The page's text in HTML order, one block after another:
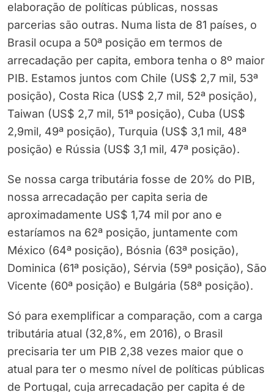
elaboração de políticas públicas, nossas
parcerias são outras. Numa lista de 81 países, o
Brasil ocupa a 50ª posição em termos de
arrecadação per capita, embora tenha o 8º maior
PIB. Estamos juntos com Chile (US$ 2,7 mil, 53ª
posição), Costa Rica (US$ 2,7 mil, 52ª posição),
Taiwan (US$ 2,7 mil, 51ª posição), Cuba (US$
2,9mil, 49ª posição), Turquia (US$ 3,1 mil, 48ª
posição) e Rússia (US$ 3,1 mil, 47ª posição).
Se nossa carga tributária fosse de 20% do PIB,
nossa arrecadação per capita seria de
aproximadamente US$ 1,74 mil por ano e
estaríamos na 62ª posição, juntamente com
México (64ª posição), Bósnia (63ª posição),
Dominica (61ª posição), Sérvia (59ª posição), São
Vicente (60ª posição) e Bulgária (58ª posição).
Só para exemplificar a comparação, com a carga
tributária atual (32,8%, em 2016), o Brasil
precisaria ter um PIB 2,38 vezes maior que o
atual para ter o mesmo nível de políticas públicas
de Portugal, cuja arrecadação per capita é de